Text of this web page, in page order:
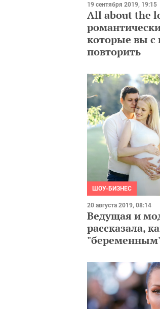
19 сентября 2019, 19:15
All about the
которые вы с
повторить
ШОУ-БИЗНЕС
20 августа 2019, 08:14
Ведущая и
рассказала,